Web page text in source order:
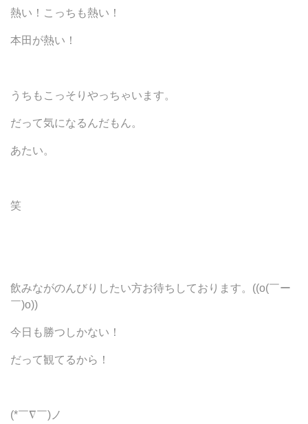
熱い！こっちも熱い！
本田が熱い！
うちもこっそりやっちゃいます。
だって気になるんだもん。
あたい。
笑
飲みながのんびりしたい方お待ちしております。((o(￣ー
￣)o))
今日も勝つしかない！
だって観てるから！
(*￣∇￣)ノ